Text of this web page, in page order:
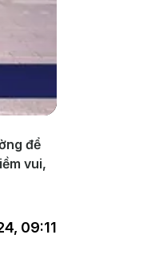
để
vui,
09:11